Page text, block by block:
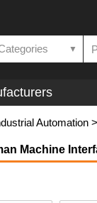
▼
Automation
Machine